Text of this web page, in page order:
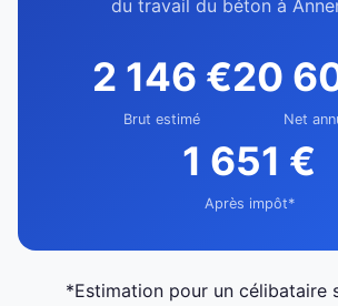
du travail du béton à
2 146 €
Brut estimé
20
Net
1 651 €
Après impôt*
*Estimation pour un célibataire